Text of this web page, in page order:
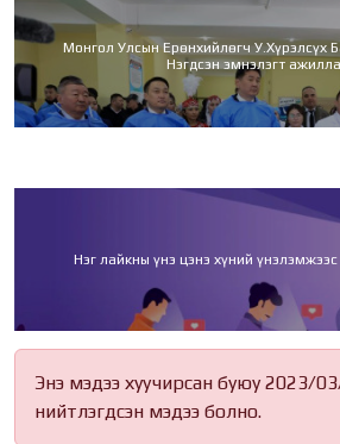
Монгол Улсын Ерөнхийлөгч У.Хүрэлсүх
Нэгдсэн эмнэлэгт
Нэг лайкны үнэ цэнэ хүний
Энэ мэдээ хуучирсан буюу 2023/
нийтлэгдсэн мэдээ болно.